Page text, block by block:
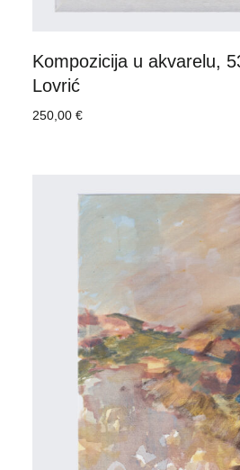
Kompozicija u akvarelu,
Lovrić
250,00 €